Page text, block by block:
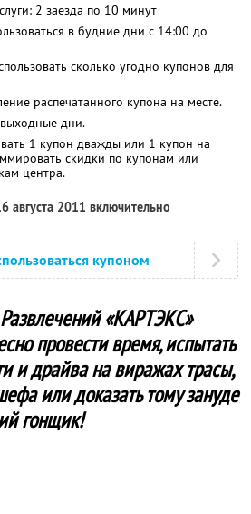
2 заезда по 10 минут
в будние дни с 14:00 до
сколько угодно купонов для
распечатанного купона на месте.
дни.
1 купон дважды или 1 купон на
скидки по купонам или
центра.
августа 2011 включительно
купоном
«КАРТЭКС»
провести время, испытать
и драйва на виражах трасы,
или доказать тому зануде
гонщик!